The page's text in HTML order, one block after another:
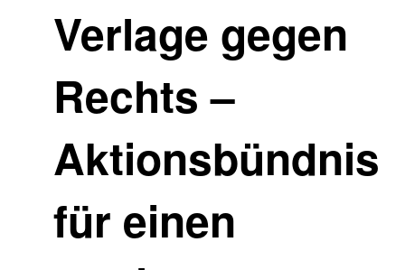
Verlage gegen
Rechts –
Aktionsbündnis
für einen